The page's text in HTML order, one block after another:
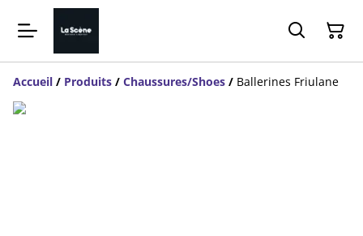
Accueil / Produits / Chaussures/Shoes / Ballerines Friulane